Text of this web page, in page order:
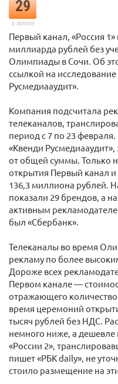
29
в архиве
Первый канал, «Россия 1»
миллиарда рублей без
Олимпиады в Сочи. Об
ссылкой на
Русмедиааудит».
Компания подсчитала
телеканалов,
период с 7 по 23
«Квенди
от общей суммы. Только
открытия Первый канал и
136,3 миллиона рублей.
показали 29 брендов, а
активным
был «Сбербанк».
Телеканалы во время
рекламу по более
Дороже всех
Первом канале —
отражающего
время церемоний
тысяч рублей без НДС.
немного ниже, а дешевле
«России 2»,
пишет «РБК daily», не
стоило размещение на